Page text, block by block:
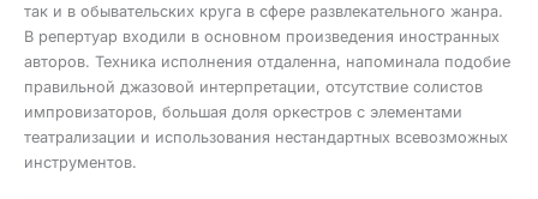
так и в обывательских круга в сфере развлекательного жанра.
В репертуар входили в основном произведения иностранных
авторов. Техника исполнения отдаленна, напоминала подобие
правильной джазовой интерпретации, отсутствие солистов
импровизаторов, большая доля оркестров с элементами
театрализации и использования нестандартных всевозможных
инструментов.